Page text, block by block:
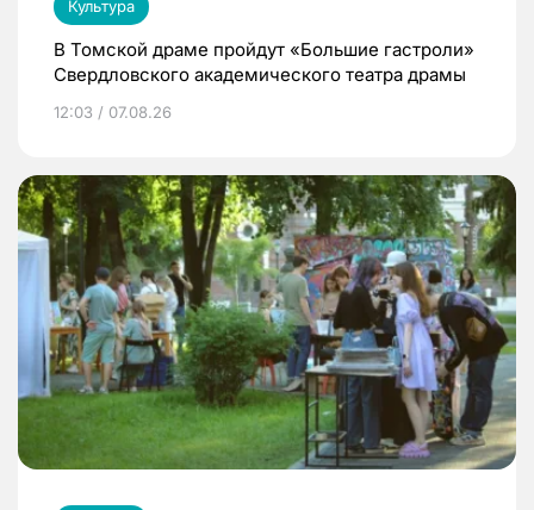
Культура
В Томской драме пройдут «Большие гастроли»
Свердловского академического театра драмы
12:03 / 07.08.26